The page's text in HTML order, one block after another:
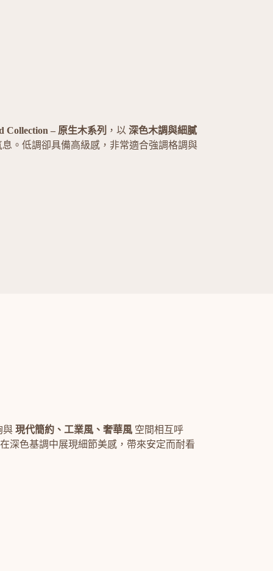
Collection – 原生木系列 ，以 深色木調與細膩
。低調卻具備高級感，非常適合強調格調與
與 現代簡約、工業風、奢華風 空間相互呼
深色基調中展現細節美感，帶來安定而耐看